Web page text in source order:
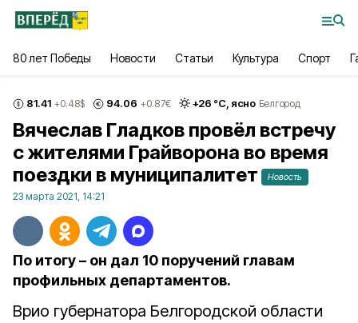
80 лет Победы Новости Статьи Культура Спорт
81.41 +0.48$ 94.06 +0.87€ +26 °С, ясно Белгород
Вячеслав Гладков провёл встречу
с жителями Грайворона во время
поездки в муниципалитет
Новость
23 марта 2021, 14:21
По итогу – он дал 10 поручений главам
профильных департаментов.
Врио губернатора Белгородской области